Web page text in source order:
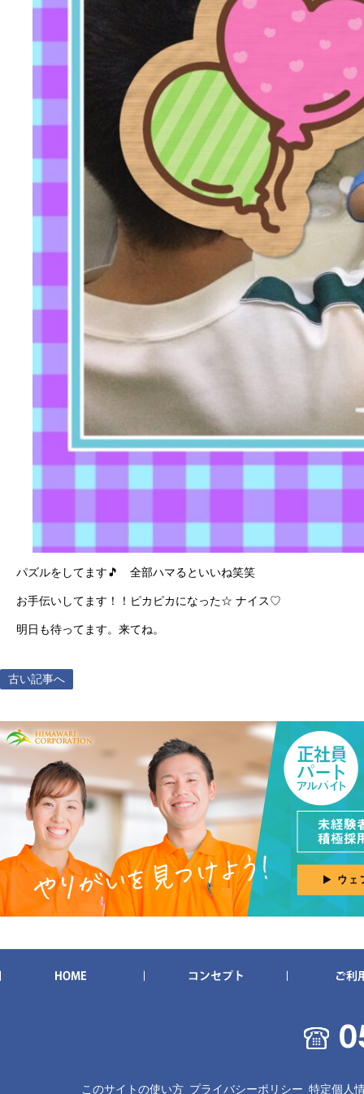
パズルをしてます🎵 全部ハマるといいね笑笑
お手伝いしてます！！ピカピカになった☆ ナイス♡
明日も待ってます。来てね。
古い記事へ
このサイトの使い方 プライバシーポリシー 特定個人